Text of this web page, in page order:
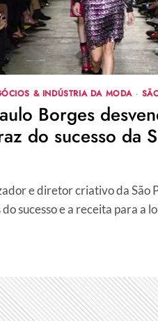
& INDÚSTRIA DA MODA ·
Borges
do sucesso da
e diretor criativo da São
sucesso e a receita para a